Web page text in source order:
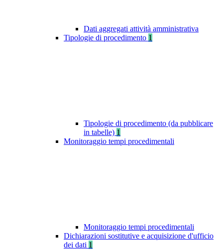
Dati aggregati attività amministrativa
Tipologie di procedimento 1
Tipologie di procedimento (da pubblicare
in tabelle) 1
Monitoraggio tempi procedimentali
Monitoraggio tempi procedimentali
Dichiarazioni sostitutive e acquisizione d'ufficio
dei dati 1